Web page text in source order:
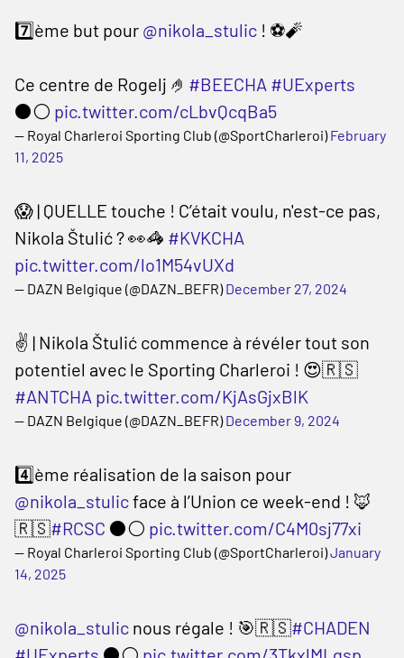
7️⃣ème but pour @nikola_stulic ! ⚽️🧨
Ce centre de Rogelj 🤌 #BEECHA #UExperts
⚫️⚪️ pic.twitter.com/cLbvQcqBa5
— Royal Charleroi Sporting Club (@SportCharleroi)February
11, 2025
😱 | QUELLE touche ! C’était voulu, n'est-ce pas,
Nikola Štulić ? 👀🦓 #KVKCHA
pic.twitter.com/lo1M54vUXd
— DAZN Belgique (@DAZN_BEFR)December 27, 2024
✌️ | Nikola Štulić commence à révéler tout son
potentiel avec le Sporting Charleroi ! 😍🇷🇸
#ANTCHA pic.twitter.com/KjAsGjxBlK
— DAZN Belgique (@DAZN_BEFR)December 9, 2024
4️⃣ème réalisation de la saison pour
@nikola_stulicface à l’Union ce week-end ! 🦊
🇷🇸#RCSC ⚫️⚪️ pic.twitter.com/C4M0sj77xi
— Royal Charleroi Sporting Club (@SportCharleroi)January
14, 2025
@nikola_stulic nous régale ! 🎯🇷🇸#CHADEN